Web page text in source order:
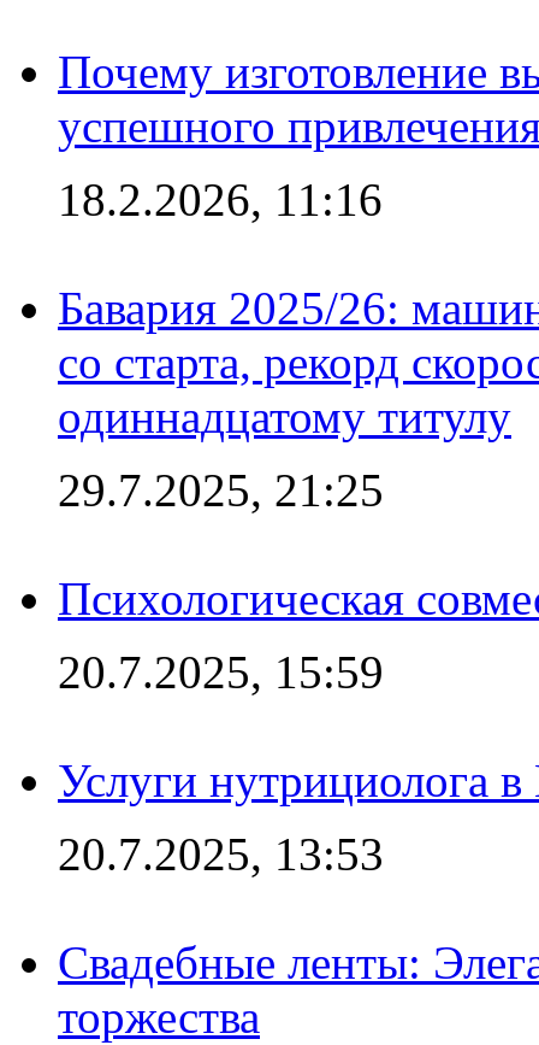
Почему изготовление
успешного
18.2.2026, 11:16
Бавария 2025/26:
со старта, рекорд
одиннадцатому титулу
29.7.2025, 21:25
Психологическая
20.7.2025, 15:59
Услуги нутрициолога
20.7.2025, 13:53
Свадебные ленты:
торжества